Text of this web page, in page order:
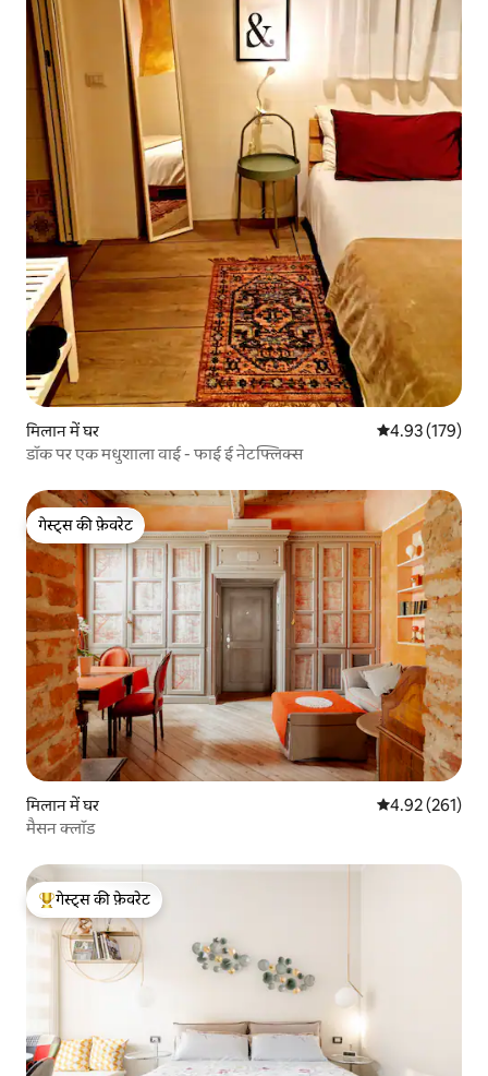
मिलान में घर औसत रेटिंग 5 में से
4.93 (179)
डॉक पर एक मधुशाला वाई - फाई ई नेटफ्लिक्स
गेस्ट्स की फ़ेवरेट
गेस्ट्स की फ़ेवरेट
मिलान में घर औसत रेटिंग 5 में से
4.92 (261)
मैसन क्लॉड
गेस्ट्स का टॉप फ़ेवरेट
गेस्ट्स की फ़ेवरेट